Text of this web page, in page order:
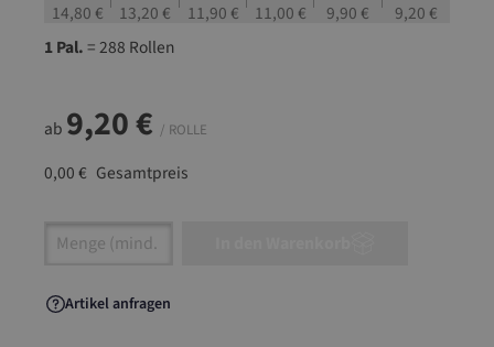
14,80 € 13,20 € 11,90 € 11,00 € 9,90 €
9,20 €
1 Pal.= 288 Rollen
ab 9,20 € / ROLLE
0,00 € Gesamtpreis
Artikel Anzahl: Gib den gewünschten Wert
Artikel anfragen